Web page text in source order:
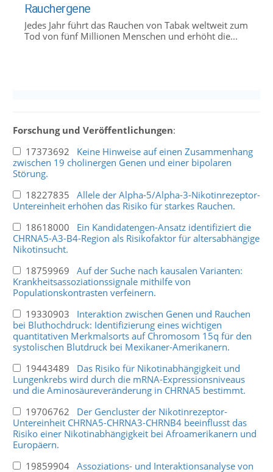
Rauchergene
Jedes Jahr führt das Rauchen von Tabak weltweit zum
Tod von fünf Millionen Menschen und erhöht die...
Forschung und Veröffentlichungen:
17373692 Keine Hinweise auf einen Zusammenhang
zwischen 19 cholinergen Genen und einer bipolaren
Störung.
18227835 Allele der Alpha-5/Alpha-3-Nikotinrezeptor-
Untereinheit erhöhen das Risiko für starkes Rauchen.
18618000 Ein Kandidatengen-Ansatz identifiziert die
CHRNA5-A3-B4-Region als Risikofaktor für altersabhängige
Nikotinsucht.
18759969 Auf der Suche nach kausalen Varianten:
Krankheitsassoziationssignale mithilfe von
Populationskontrasten verfeinern.
19330903 Interaktion zwischen Genen und Rauchen
bei Bluthochdruck: Identifizierung eines wichtigen
quantitativen Merkmalsorts auf Chromosom 15q für den
systolischen Blutdruck bei Mexikaner-Amerikanern.
19443489 Das Risiko für Nikotinabhängigkeit und
Lungenkrebs wird durch die mRNA-Expressionsniveaus
und die Aminosäureveränderung in CHRNA5 bestimmt.
19706762 Der Gencluster der Nikotinrezeptor-
Untereinheit CHRNA5-CHRNA3-CHRNB4 beeinflusst das
Risiko einer Nikotinabhängigkeit bei Afroamerikanern und
Europäern.
19859904 Assoziations- und Interaktionsanalyse von